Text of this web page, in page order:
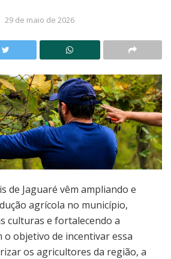
29 de maio de 2026
de Jaguaré vêm ampliando e
agrícola no município,
culturas e fortalecendo a
o objetivo de incentivar essa
os agricultores da região, a